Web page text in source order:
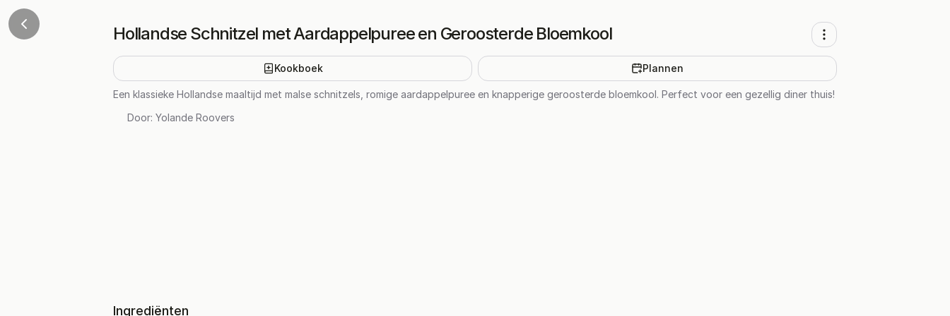
Hollandse Schnitzel met Aardappelpuree en Geroosterde Bloemkool
Kookboek Plannen
Een klassieke Hollandse maaltijd met malse schnitzels, romige aardappelpuree en knapperige geroosterde bloemkool. Perfect voor een gezellig diner thuis!
Door: Yolande Roovers
Ingrediënten